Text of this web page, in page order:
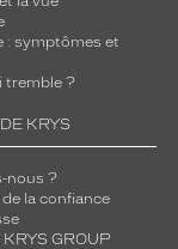
: symptômes et
tremble ?
KRYS
nous ?
la confiance
GROUP